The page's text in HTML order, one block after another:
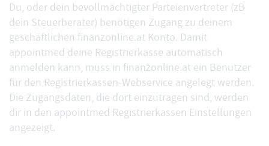
Du, oder dein bevollmächtigter Parteienvertreter (zB
dein Steuerberater) benötigen Zugang zu deinem
geschäftlichen finanzonline.at Konto. Damit
appointmed deine Registrierkasse automatisch
anmelden kann, muss in finanzonline.at ein Benutzer
für den Registrierkassen-Webservice angelegt werden.
Die Zugangsdaten, die dort einzutragen sind, werden
dir in den appointmed Registrierkassen Einstellungen
angezeigt.